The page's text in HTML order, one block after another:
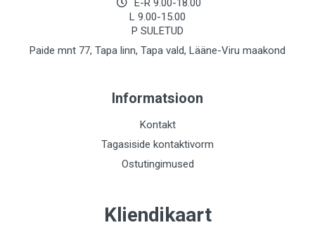
E-R 9.00-18.00
L 9.00-15.00
P SULETUD
Paide mnt 77, Tapa linn, Tapa vald, Lääne-Viru maakond
Informatsioon
Kontakt
Tagasiside kontaktivorm
Ostutingimused
Kliendikaart